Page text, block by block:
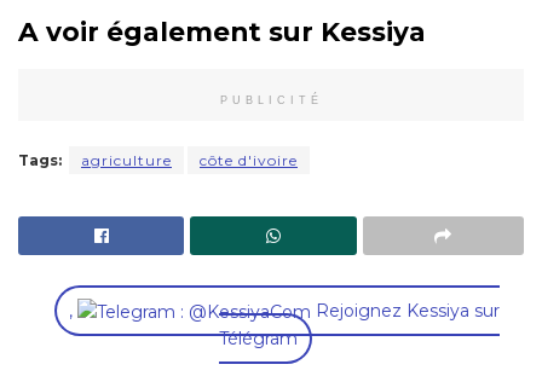
A voir également sur Kessiya
PUBLICITÉ
Tags: agriculture côte d'ivoire
,
Rejoignez Kessiya sur
Télégram